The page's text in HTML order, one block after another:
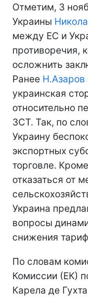
Отметим, 3
Украины
между ЕС и
противоречия,
осложнить
Ранее Н.Азаров
украинская
относительно
ЗСТ. Так, по
Украину
экспортных
торговле.
отказаться от
Украина
вопросы
снижения
По словам
Комиссии (ЕК)
Карела де